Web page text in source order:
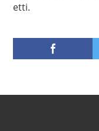
etti.